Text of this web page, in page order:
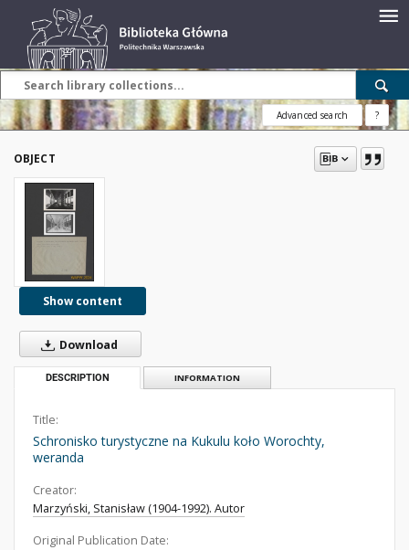
Advanced search ?
OBJECT
Show content
Download
DESCRIPTION INFORMATION
Title:
Schronisko turystyczne na Kukulu koło Worochty,
weranda
Creator:
Marzyński, Stanisław (1904-1992). Autor
Original Publication Date: